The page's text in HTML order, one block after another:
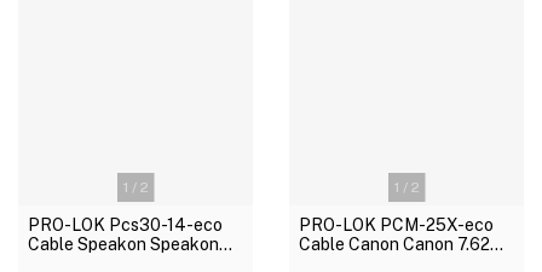
1 / 2
PRO-LOK Pcs30-14-eco
Cable Speakon Speakon
1 / 2
PRO-LOK PCM-25X-eco
Cable Canon Canon 7.62